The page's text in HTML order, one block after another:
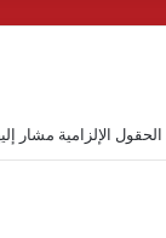
الحقول الإلزامية مشار